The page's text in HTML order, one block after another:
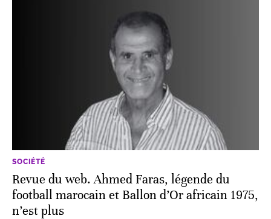
SOCIÉTÉ
Revue du web. Ahmed Faras, légende du
football marocain et Ballon d’Or africain 1975,
n’est plus